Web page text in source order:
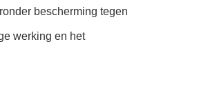
bescherming tegen
werking en het